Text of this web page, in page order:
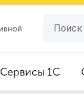
Сервисы 1C